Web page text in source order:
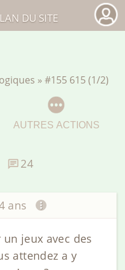
»#155 615 (1/2)
AUTRES ACTIONS
24
ans
jeux avec des
attendez a y
DU SITE